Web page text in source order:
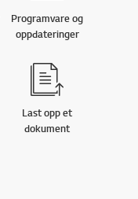
Programvare og
oppdateringer
Last opp et
dokument